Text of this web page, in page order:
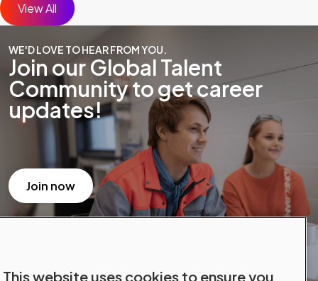
View All
WE'D LOVE TO HEAR FROM YOU.
Join our Global Talent
Community to get career
updates!
Join now
This website uses cookies to ensure you